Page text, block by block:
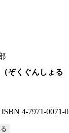
（ぞくぐんしょる
ISBN 4-7971-0071-0